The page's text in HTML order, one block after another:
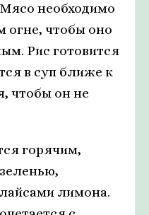
необходимо
огне, чтобы оно
Рис готовится
в суп ближе к
чтобы он не
горячим,
лимона.